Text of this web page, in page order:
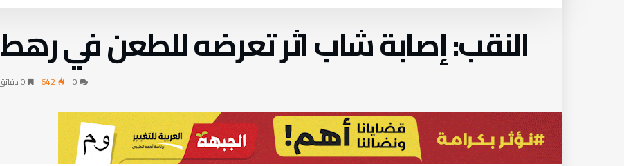
النقب: إصابة شاب اثر تعرضه للطعن في رهط
642 0 ‫دقائق‬